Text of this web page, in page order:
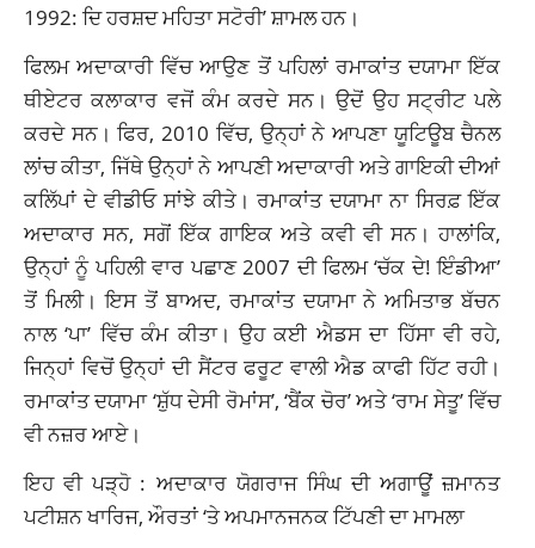
1992: ਦਿ ਹਰਸ਼ਦ ਮਹਿਤਾ ਸਟੋਰੀ’ ਸ਼ਾਮਲ ਹਨ।
ਫਿਲਮ ਅਦਾਕਾਰੀ ਵਿੱਚ ਆਉਣ ਤੋਂ ਪਹਿਲਾਂ ਰਮਾਕਾਂਤ ਦਯਾਮਾ ਇੱਕ
ਥੀਏਟਰ ਕਲਾਕਾਰ ਵਜੋਂ ਕੰਮ ਕਰਦੇ ਸਨ। ਉਦੋਂ ਉਹ ਸਟ੍ਰੀਟ ਪਲੇ
ਕਰਦੇ ਸਨ। ਫਿਰ, 2010 ਵਿੱਚ, ਉਨ੍ਹਾਂ ਨੇ ਆਪਣਾ ਯੂਟਿਊਬ ਚੈਨਲ
ਲਾਂਚ ਕੀਤਾ, ਜਿੱਥੇ ਉਨ੍ਹਾਂ ਨੇ ਆਪਣੀ ਅਦਾਕਾਰੀ ਅਤੇ ਗਾਇਕੀ ਦੀਆਂ
ਕਲਿੱਪਾਂ ਦੇ ਵੀਡੀਓ ਸਾਂਝੇ ਕੀਤੇ। ਰਮਾਕਾਂਤ ਦਯਾਮਾ ਨਾ ਸਿਰਫ਼ ਇੱਕ
ਅਦਾਕਾਰ ਸਨ, ਸਗੋਂ ਇੱਕ ਗਾਇਕ ਅਤੇ ਕਵੀ ਵੀ ਸਨ। ਹਾਲਾਂਕਿ,
ਉਨ੍ਹਾਂ ਨੂੰ ਪਹਿਲੀ ਵਾਰ ਪਛਾਣ 2007 ਦੀ ਫਿਲਮ ‘ਚੱਕ ਦੇ! ਇੰਡੀਆ’
ਤੋਂ ਮਿਲੀ। ਇਸ ਤੋਂ ਬਾਅਦ, ਰਮਾਕਾਂਤ ਦਯਾਮਾ ਨੇ ਅਮਿਤਾਭ ਬੱਚਨ
ਨਾਲ ‘ਪਾ’ ਵਿੱਚ ਕੰਮ ਕੀਤਾ। ਉਹ ਕਈ ਐਡਸ ਦਾ ਹਿੱਸਾ ਵੀ ਰਹੇ,
ਜਿਨ੍ਹਾਂ ਵਿਚੋਂ ਉਨ੍ਹਾਂ ਦੀ ਸੈਂਟਰ ਫਰੂਟ ਵਾਲੀ ਐਡ ਕਾਫੀ ਹਿੱਟ ਰਹੀ।
ਰਮਾਕਾਂਤ ਦਯਾਮਾ ‘ਸ਼ੁੱਧ ਦੇਸੀ ਰੋਮਾਂਸ’, ‘ਬੈਂਕ ਚੋਰ’ ਅਤੇ ‘ਰਾਮ ਸੇਤੂ’ ਵਿੱਚ
ਵੀ ਨਜ਼ਰ ਆਏ।
ਇਹ ਵੀ ਪੜ੍ਹੋ :ਅਦਾਕਾਰ ਯੋਗਰਾਜ ਸਿੰਘ ਦੀ ਅਗਾਊਂ ਜ਼ਮਾਨਤ
ਪਟੀਸ਼ਨ ਖਾਰਿਜ, ਔਰਤਾਂ ‘ਤੇ ਅਪਮਾਨਜਨਕ ਟਿੱਪਣੀ ਦਾ ਮਾਮਲਾ